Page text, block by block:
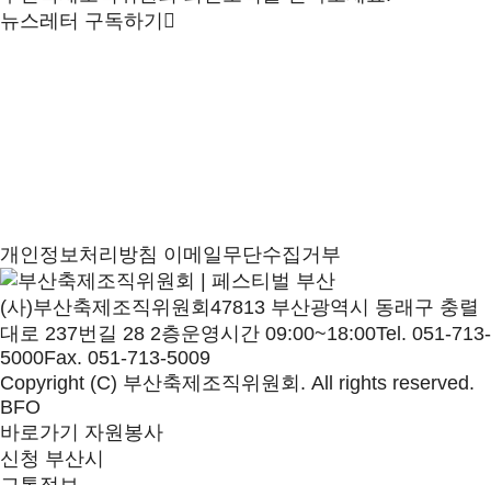
뉴스레터 구독하기
개인정보처리방침 이메일무단수집거부
(사)부산축제조직위원회 47813 부산광역시 동래구 충렬
대로 237번길 28 2층운영시간 09:00~18:00Tel. 051-713-
5000Fax. 051-713-5009
Copyright (C) 부산축제조직위원회. All rights reserved.
BFO
바로가기
자원봉사
신청 부산시